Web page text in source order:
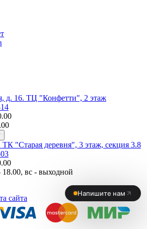
д. 16. ТЦ "Конфетти", 2 этаж
ТК "Старая деревня", 3 этаж, секция 3.8
18.00, вс - выходной
сайта